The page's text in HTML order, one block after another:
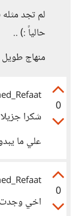
لم تجد
حالياً :) ..
منهاج طويل
0
شكرا
علي ما
0
اخي وجدت